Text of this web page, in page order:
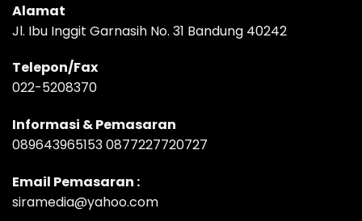
Alamat
Jl. Ibu Inggit Garnasih No. 31 Bandung 40242
Telepon/Fax
022-5208370
Informasi & Pemasaran
089643965153 0877227720727
Email Pemasaran :
siramedia@yahoo.com